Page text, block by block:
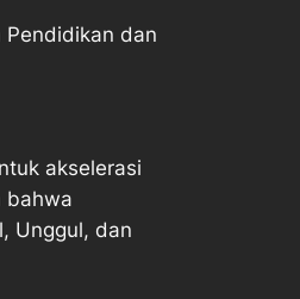
Pendidikan dan
akselerasi
bahwa
Unggul, dan